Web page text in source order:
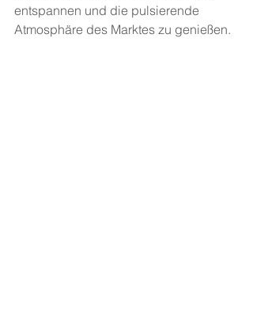
entspannen und die pulsierende
Atmosphäre des Marktes zu genießen.